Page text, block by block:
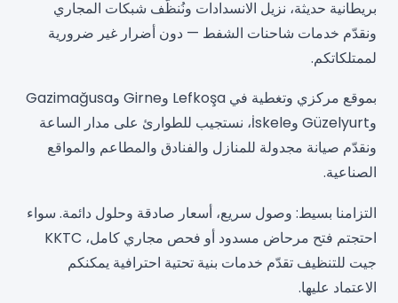
بريطانية حديثة، نزيل الانسدادات ونُنظّف شبكات المجاري
ونقدّم خدمات شاحنات الشفط — دون أضرار غير ضرورية
لممتلكاتكم.
بموقع مركزي وتغطية في Lefkoşa وGirne وGazimağusa
وGüzelyurt وİskele، نستجيب للطوارئ على مدار الساعة
ونقدّم صيانة مجدولة للمنازل والفنادق والمطاعم والمواقع
الصناعية.
التزامنا بسيط: وصول سريع، أسعار صادقة وحلول دائمة. سواء
احتجتم فتح مرحاض مسدود أو فحص مجاري كامل، KKTC
جيت للتنظيف تقدّم خدمات بنية تحتية احترافية يمكنكم
الاعتماد عليها.